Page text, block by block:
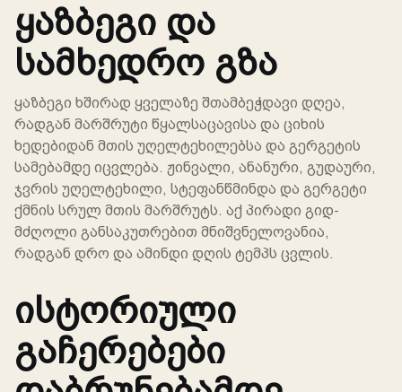
ყაზბეგი და
სამხედრო გზა
ყაზბეგი ხშირად ყველაზე შთამბეჭდავი დღეა,
რადგან მარშრუტი წყალსაცავისა და ციხის
ხედებიდან მთის უღელტეხილებსა და გერგეტის
სამებამდე იცვლება. ჟინვალი, ანანური, გუდაური,
ჯვრის უღელტეხილი, სტეფანწმინდა და გერგეტი
ქმნის სრულ მთის მარშრუტს. აქ პირადი გიდ-
მძღოლი განსაკუთრებით მნიშვნელოვანია,
რადგან დრო და ამინდი დღის ტემპს ცვლის.
ისტორიული
გაჩერებები